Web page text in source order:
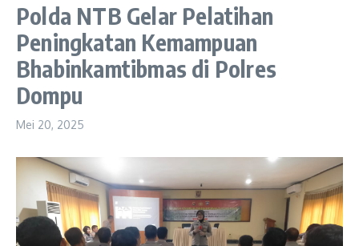
Polda NTB Gelar Pelatihan
Peningkatan Kemampuan
Bhabinkamtibmas di Polres
Dompu
Mei 20, 2025